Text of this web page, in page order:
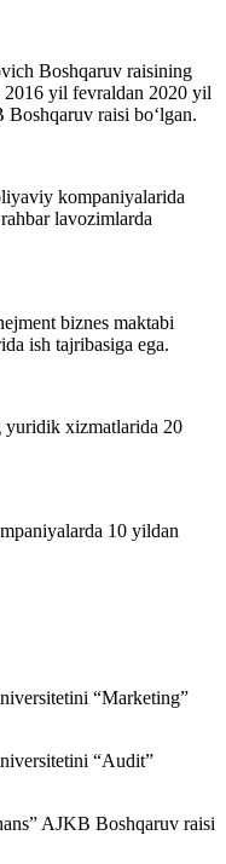
Boshqaruv raisining
2016 yil fevraldan 2020 yil
Boshqaruv raisi bo‘lgan.
kompaniyalarida
lavozimlarda
biznes maktabi
ish tajribasiga ega.
xizmatlarida 20
10 yildan
“Marketing”
“Audit”
AJKB Boshqaruv raisi